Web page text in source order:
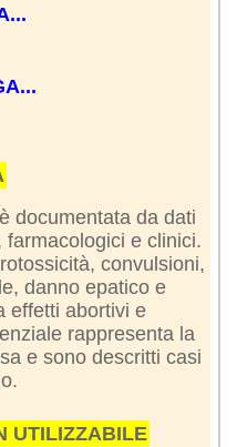
documentata da dati
e clinici.
convulsioni,
danno epatico e
effetti abortivi e
rappresenta la
e sono descritti casi
UTILIZZABILE